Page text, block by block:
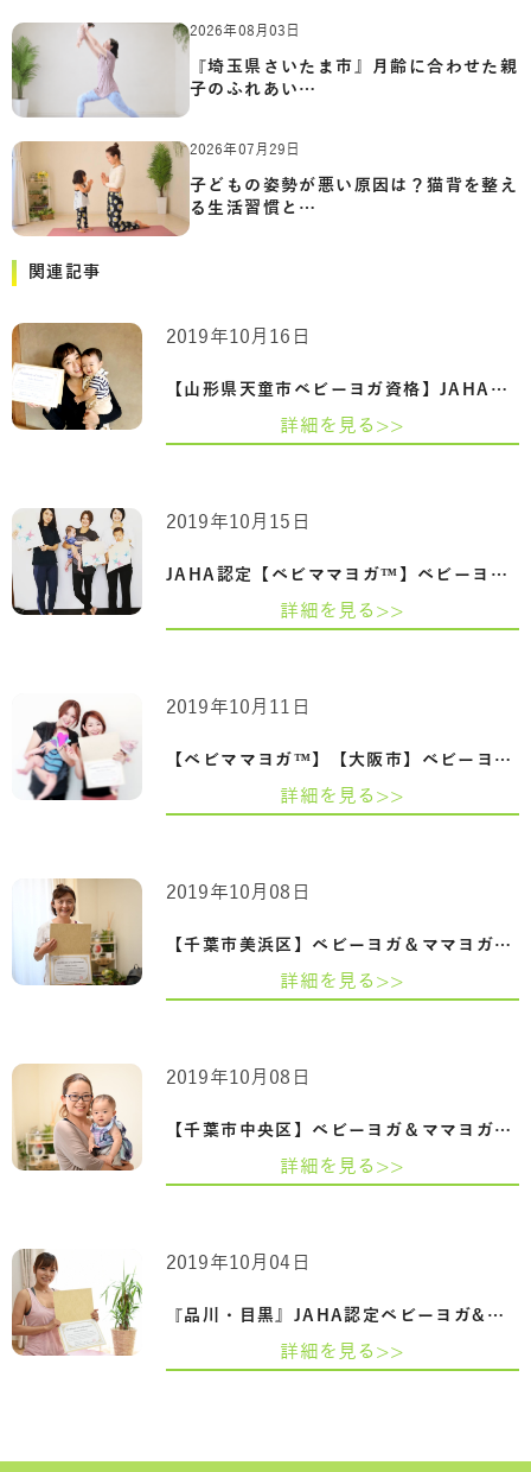
2026年08月03日
『埼玉県さいたま市』月齢に合わせた親
子のふれあい…
2026年07月29日
子どもの姿勢が悪い原因は？猫背を整え
る生活習慣と…
関連記事
【山形県天童市ベビーヨガ資格】JAHA認定…
2019年10月16日
詳細を見る>>
JAHA認定【ベビママヨガ™】ベビーヨガ＆マ…
2019年10月15日
詳細を見る>>
【ベビママヨガ™】【大阪市】ベビーヨガ＆…
2019年10月11日
詳細を見る>>
【千葉市美浜区】ベビーヨガ＆ママヨガイ…
2019年10月08日
詳細を見る>>
【千葉市中央区】ベビーヨガ＆ママヨガイ…
2019年10月08日
詳細を見る>>
『品川・目黒』JAHA認定ベビーヨガ&ママヨ…
2019年10月04日
詳細を見る>>